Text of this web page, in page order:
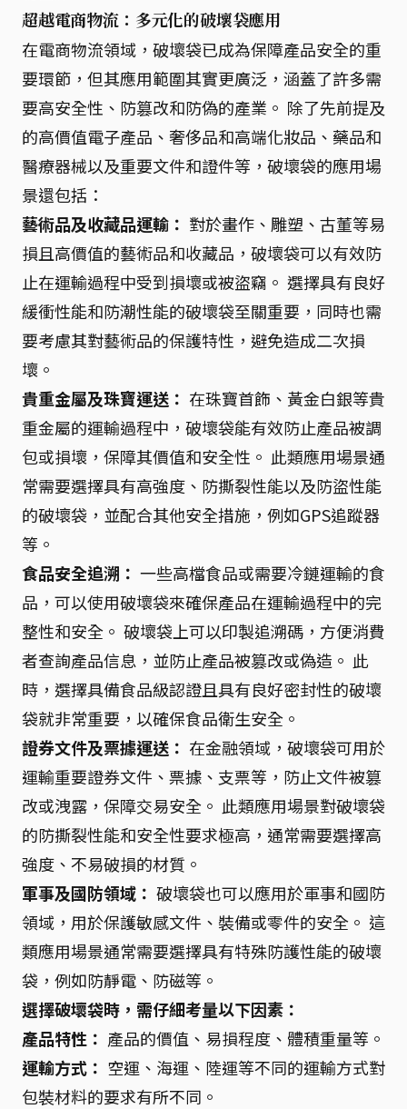
超越電商物流：多元化的破壞袋應用
在電商物流領域，破壞袋已成為保障產品安全的重
要環節，但其應用範圍其實更廣泛，涵蓋了許多需
要高安全性、防篡改和防偽的產業。 除了先前提及
的高價值電子產品、奢侈品和高端化妝品、藥品和
醫療器械以及重要文件和證件等，破壞袋的應用場
景還包括：
藝術品及收藏品運輸： 對於畫作、雕塑、古董等易
損且高價值的藝術品和收藏品，破壞袋可以有效防
止在運輸過程中受到損壞或被盜竊。 選擇具有良好
緩衝性能和防潮性能的破壞袋至關重要，同時也需
要考慮其對藝術品的保護特性，避免造成二次損
壞。
貴重金屬及珠寶運送： 在珠寶首飾、黃金白銀等貴
重金屬的運輸過程中，破壞袋能有效防止產品被調
包或損壞，保障其價值和安全性。 此類應用場景通
常需要選擇具有高強度、防撕裂性能以及防盜性能
的破壞袋，並配合其他安全措施，例如GPS追蹤器
等。
食品安全追溯： 一些高檔食品或需要冷鏈運輸的食
品，可以使用破壞袋來確保產品在運輸過程中的完
整性和安全。 破壞袋上可以印製追溯碼，方便消費
者查詢產品信息，並防止產品被篡改或偽造。 此
時，選擇具備食品級認證且具有良好密封性的破壞
袋就非常重要，以確保食品衛生安全。
證券文件及票據運送： 在金融領域，破壞袋可用於
運輸重要證券文件、票據、支票等，防止文件被篡
改或洩露，保障交易安全。 此類應用場景對破壞袋
的防撕裂性能和安全性要求極高，通常需要選擇高
強度、不易破損的材質。
軍事及國防領域： 破壞袋也可以應用於軍事和國防
領域，用於保護敏感文件、裝備或零件的安全。 這
類應用場景通常需要選擇具有特殊防護性能的破壞
袋，例如防靜電、防磁等。
選擇破壞袋時，需仔細考量以下因素：
產品特性： 產品的價值、易損程度、體積重量等。
運輸方式： 空運、海運、陸運等不同的運輸方式對
包裝材料的要求有所不同。